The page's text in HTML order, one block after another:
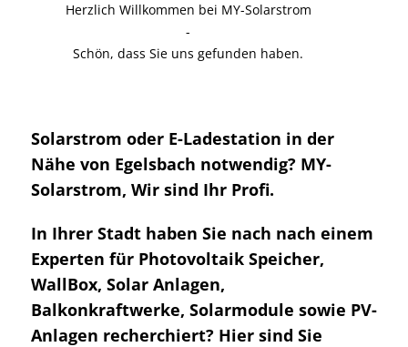
Herzlich Willkommen bei MY-Solarstrom
-
Schön, dass Sie uns gefunden haben.
Solarstrom oder E-Ladestation in der
Nähe von Egelsbach notwendig? MY-
Solarstrom, Wir sind Ihr Profi.
In Ihrer Stadt haben Sie nach nach einem
Experten für Photovoltaik Speicher,
WallBox, Solar Anlagen,
Balkonkraftwerke, Solarmodule sowie PV-
Anlagen recherchiert? Hier sind Sie